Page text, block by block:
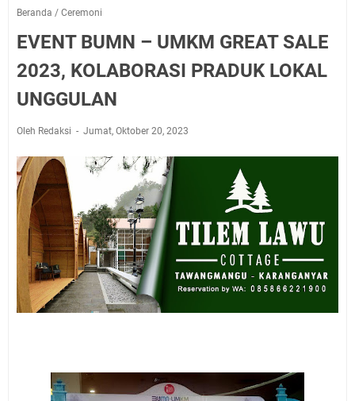
Beranda / Ceremoni
EVENT BUMN – UMKM GREAT SALE
2023, KOLABORASI PRADUK LOKAL
UNGGULAN
Oleh Redaksi Jumat, Oktober 20, 2023